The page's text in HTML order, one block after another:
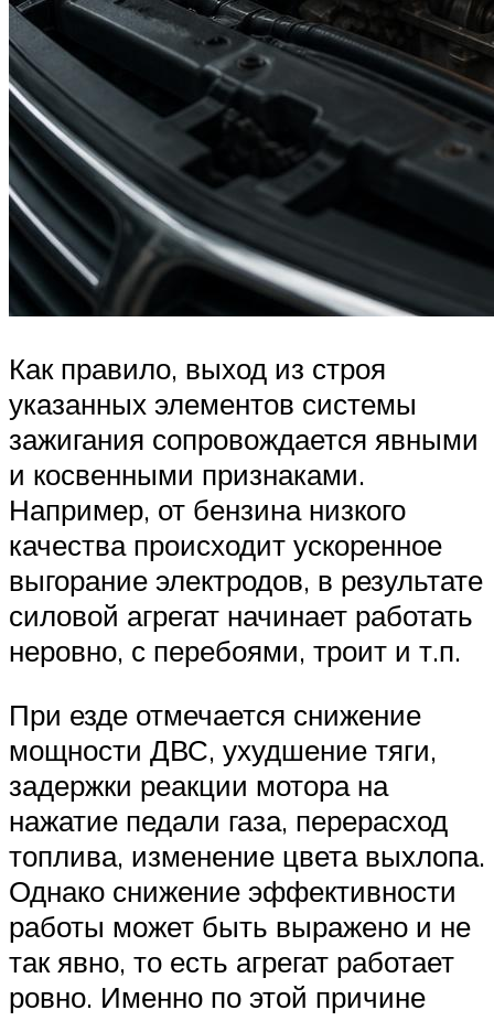
Как правило, выход из строя
указанных элементов системы
зажигания сопровождается явными
и косвенными признаками.
Например, от бензина низкого
качества происходит ускоренное
выгорание электродов, в результате
силовой агрегат начинает работать
неровно, с перебоями, троит и т.п.
При езде отмечается снижение
мощности ДВС, ухудшение тяги,
задержки реакции мотора на
нажатие педали газа, перерасход
топлива, изменение цвета выхлопа.
Однако снижение эффективности
работы может быть выражено и не
так явно, то есть агрегат работает
ровно. Именно по этой причине